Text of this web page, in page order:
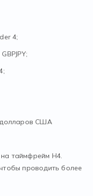
4;
США
таймфрейм Н4.
проводить более